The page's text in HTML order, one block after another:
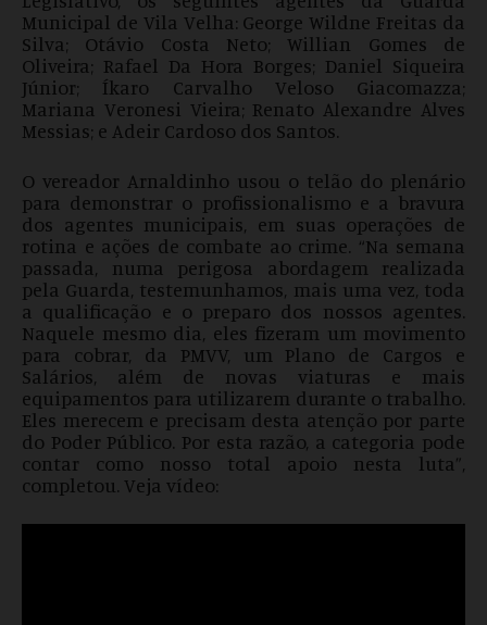
Municipal de Vila Velha: George Wildne Freitas da
Silva; Otávio Costa Neto; Willian Gomes de
Oliveira; Rafael Da Hora Borges; Daniel Siqueira
Júnior; Íkaro Carvalho Veloso Giacomazza;
Mariana Veronesi Vieira; Renato Alexandre Alves
Messias; e Adeir Cardoso dos Santos.
O vereador Arnaldinho usou o telão do plenário
para demonstrar o profissionalismo e a bravura
dos agentes municipais, em suas operações de
rotina e ações de combate ao crime. “Na semana
passada, numa perigosa abordagem realizada
pela Guarda, testemunhamos, mais uma vez, toda
a qualificação e o preparo dos nossos agentes.
Naquele mesmo dia, eles fizeram um movimento
para cobrar, da PMVV, um Plano de Cargos e
Salários, além de novas viaturas e mais
equipamentos para utilizarem durante o trabalho.
Eles merecem e precisam desta atenção por parte
do Poder Público. Por esta razão, a categoria pode
contar como nosso total apoio nesta luta”,
completou. Veja vídeo: